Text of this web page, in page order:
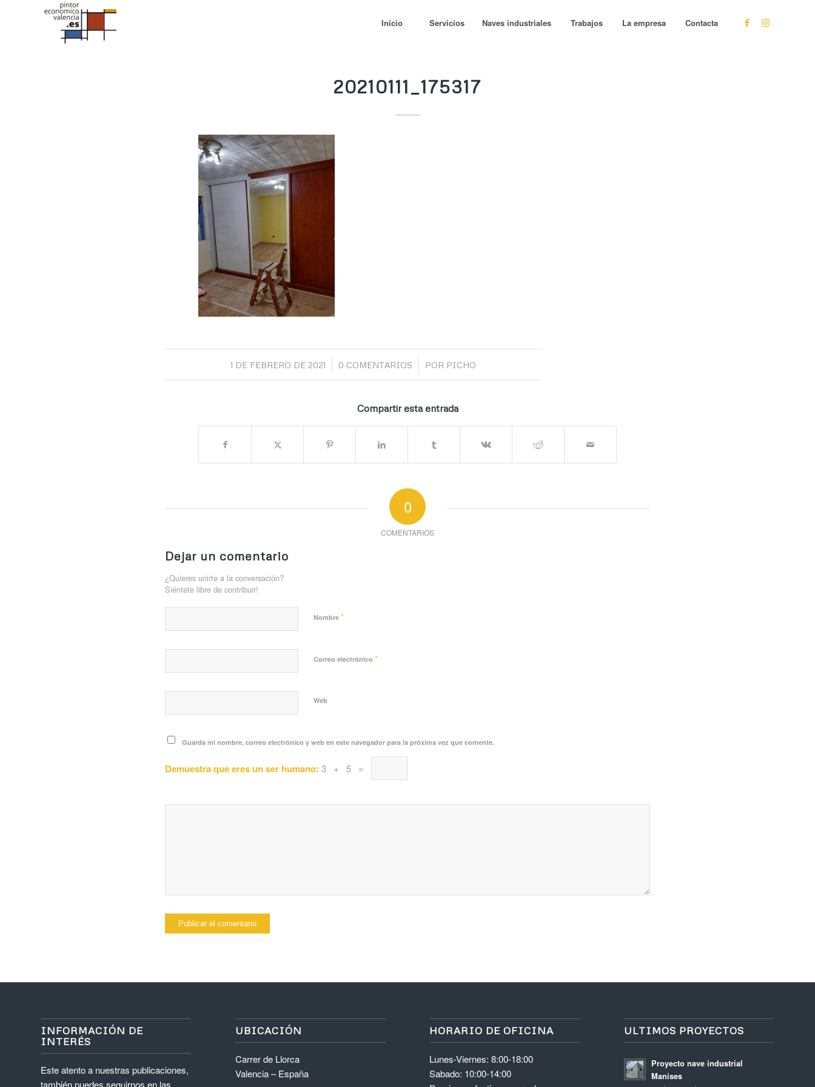
Inicio Servicios Naves industriales Trabajos La empresa Contacta
20210111_175317
1 DE FEBRERO DE 2021
/ 0 COMENTARIOS
/ POR PICHO
Compartir esta entrada
0
COMENTARIOS
Dejar un comentario
¿Quieres unirte a la conversación?
Siéntete libre de contribuir!
Nombre *
Correo electrónico *
Web
Guarda mi nombre, correo electrónico y web en este navegador para la próxima vez que comente.
Demuestra que eres un ser humano: 3 + 5 =
INFORMACIÓN DE
INTERÉS
Este atento a nuestras publicaciones,
UBICACIÓN
Carrer de Llorca
Valencia – España
HORARIO DE OFICINA
Lunes-Viernes: 8:00-18:00
Sabado: 10:00-14:00
ULTIMOS PROYECTOS
Proyecto nave industrial
Manises